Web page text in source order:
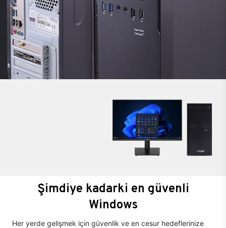
Şimdiye kadarki en güvenli
Windows
Her yerde gelişmek için güvenlik ve en cesur hedeflerinize